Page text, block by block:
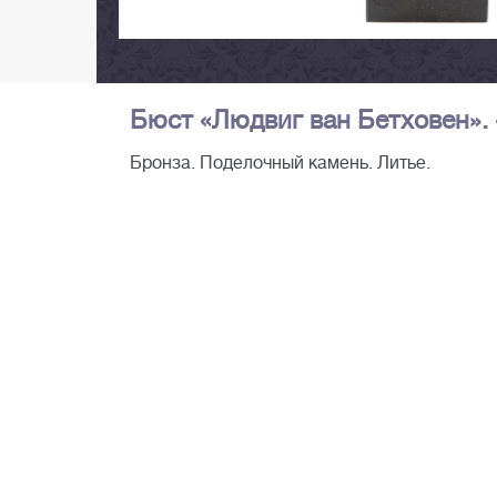
Бюст «Людвиг ван
Бронза. Поделочный камень. Литье.